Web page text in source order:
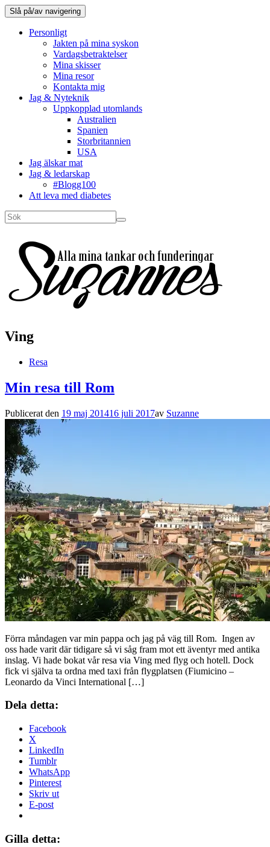
Slå på/av navigering
Personligt
Jakten på mina syskon
Vardagsbetraktelser
Mina skisser
Mina resor
Kontakta mig
Jag & Nyteknik
Uppkopplad utomlands
Australien
Spanien
Storbritannien
USA
Jag älskar mat
Jag & ledarskap
#Blogg100
Att leva med diabetes
Ving
Resa
Min resa till Rom
Publicerat den 19 maj 201416 juli 2017av Suzanne
Förra måndagen var min pappa och jag på väg till Rom. Ingen av
oss hade varit där tidigare så vi såg fram mot ett äventyr med antika
inslag. Vi hade bokat vår resa via Ving med flyg och hotell. Dock
fick vi själva ta ordna med taxi från flygplatsen (Fiumicino –
Leonardo da Vinci International […]
Dela detta:
Facebook
X
LinkedIn
Tumblr
WhatsApp
Pinterest
Skriv ut
E-post
Gilla detta: